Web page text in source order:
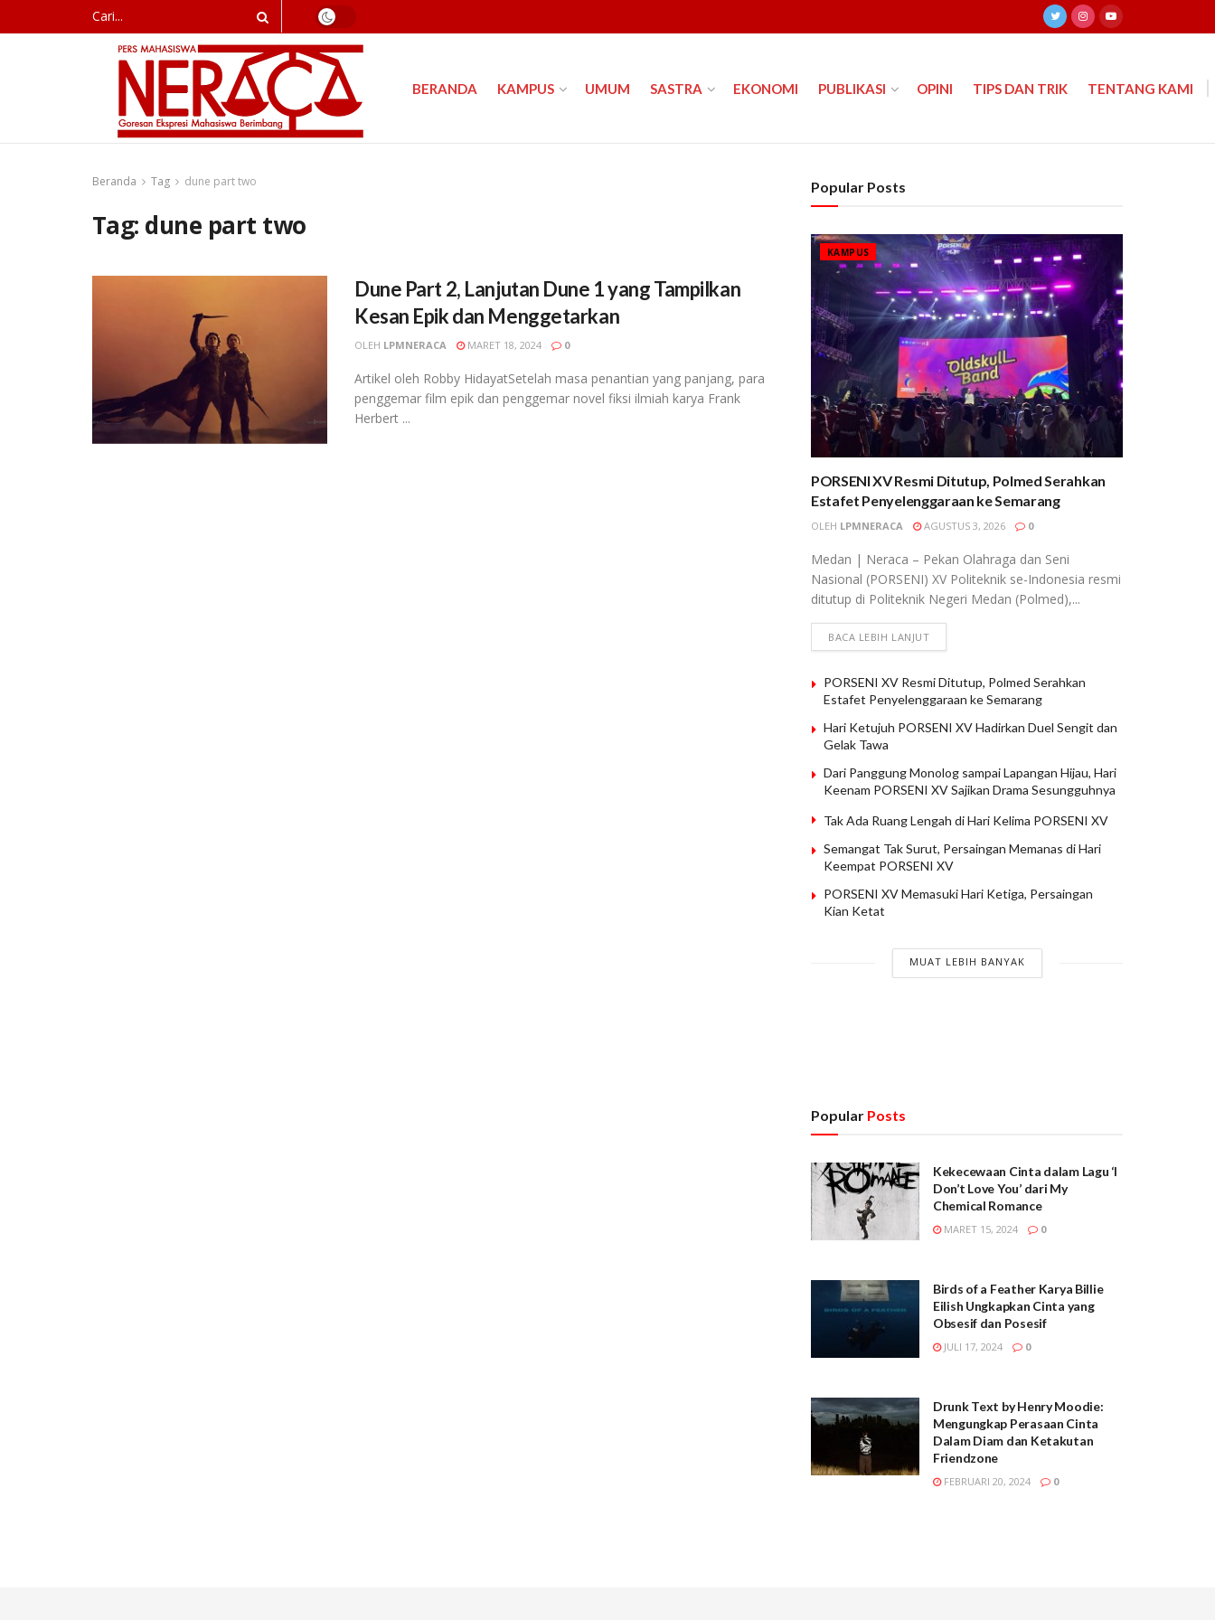
BERANDA KAMPUS UMUM SASTRA EKONOMI PUBLIKASI OPINI TIPS DAN TRIK TENTANG KAMI
Beranda Tag dune part two
Tag: dune part two
Dune Part 2, Lanjutan Dune 1 yang Tampilkan
Kesan Epik dan Menggetarkan
OLEH LPMNERACA MARET 18, 2024 0
Artikel oleh Robby HidayatSetelah masa penantian yang panjang, para
penggemar film epik dan penggemar novel fiksi ilmiah karya Frank
Herbert ...
Popular Posts
KAMPUS
PORSENI XV Resmi Ditutup, Polmed Serahkan
Estafet Penyelenggaraan ke Semarang
OLEH LPMNERACA AGUSTUS 3, 2026 0
Medan | Neraca – Pekan Olahraga dan Seni
Nasional (PORSENI) XV Politeknik se-Indonesia resmi
ditutup di Politeknik Negeri Medan (Polmed),...
BACA LEBIH LANJUT
PORSENI XV Resmi Ditutup, Polmed Serahkan
Estafet Penyelenggaraan ke Semarang
Hari Ketujuh PORSENI XV Hadirkan Duel Sengit dan
Gelak Tawa
Dari Panggung Monolog sampai Lapangan Hijau, Hari
Keenam PORSENI XV Sajikan Drama Sesungguhnya
Tak Ada Ruang Lengah di Hari Kelima PORSENI XV
Semangat Tak Surut, Persaingan Memanas di Hari
Keempat PORSENI XV
PORSENI XV Memasuki Hari Ketiga, Persaingan
Kian Ketat
MUAT LEBIH BANYAK
Popular Posts
Kekecewaan Cinta dalam Lagu ‘I
Don’t Love You’ dari My
Chemical Romance
MARET 15, 2024 0
Birds of a Feather Karya Billie
Eilish Ungkapkan Cinta yang
Obsesif dan Posesif
JULI 17, 2024 0
Drunk Text by Henry Moodie:
Mengungkap Perasaan Cinta
Dalam Diam dan Ketakutan
Friendzone
FEBRUARI 20, 2024 0